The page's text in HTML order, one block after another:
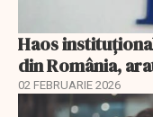
Haos
din România,
02 FEBRUARIE 2026